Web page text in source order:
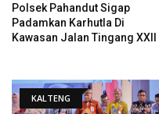
Polsek Pahandut Sigap
Padamkan Karhutla Di
Kawasan Jalan Tingang XXII
KALTENG